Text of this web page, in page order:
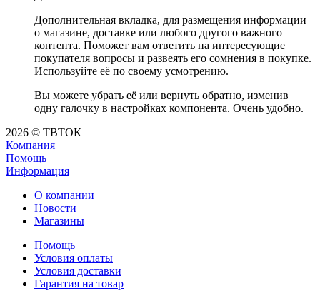
Дополнительная вкладка, для размещения информации
о магазине, доставке или любого другого важного
контента. Поможет вам ответить на интересующие
покупателя вопросы и развеять его сомнения в покупке.
Используйте её по своему усмотрению.
Вы можете убрать её или вернуть обратно, изменив
одну галочку в настройках компонента. Очень удобно.
2026 © ТВТОК
Компания
Помощь
Информация
О компании
Новости
Магазины
Помощь
Условия оплаты
Условия доставки
Гарантия на товар